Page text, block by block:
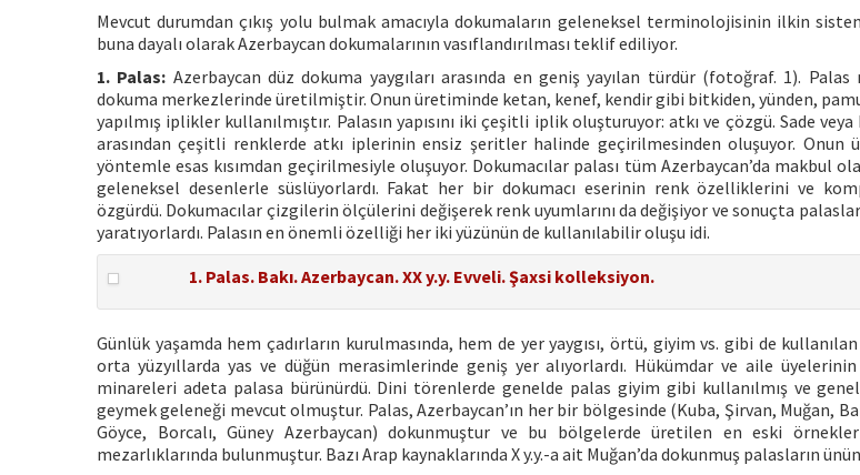
Mevcut durumdan çıkış yolu bulmak amacıyla dokumaların geleneksel terminolojisinin ilkin
buna dayalı olarak Azerbaycan dokumalarının vasıflandırılması teklif ediliyor.
1. Palas: Azerbaycan düz dokuma yaygıları arasında en geniş yayılan türdür (fotoğraf. 1).
dokuma merkezlerinde üretilmiştir. Onun üretiminde ketan, kenef, kendir gibi bitkiden, yünden,
yapılmış iplikler kullanılmıştır. Palasın yapısını iki çeşitli iplik oluşturuyor: atkı ve çözgü. Sade
arasından çeşitli renklerde atkı iplerinin ensiz şeritler halinde geçirilmesinden oluşuyor. Onun
yöntemle esas kısımdan geçirilmesiyle oluşuyor. Dokumacılar palası tüm Azerbaycan’da makbul
geleneksel desenlerle süslüyorlardı. Fakat her bir dokumacı eserinin renk özelliklerini ve
özgürdü. Dokumacılar çizgilerin ölçülerini değişerek renk uyumlarını da değişiyor ve sonuçta
yaratıyorlardı. Palasın en önemli özelliği her iki yüzünün de kullanılabilir oluşu idi.
1. Palas. Bakı. Azerbaycan. XX y.y. Evveli. Şaxsi kolleksiyon.
Günlük yaşamda hem çadırların kurulmasında, hem de yer yaygısı, örtü, giyim vs. gibi de
orta yüzyıllarda yas ve düğün merasimlerinde geniş yer alıyorlardı. Hükümdar ve aile
minareleri adeta palasa bürünürdü. Dini törenlerde genelde palas giyim gibi kullanılmış ve
geymek geleneği mevcut olmuştur. Palas, Azerbaycan’ın her bir bölgesinde (Kuba, Şirvan, Muğan,
Göyce, Borcalı, Güney Azerbaycan) dokunmuştur ve bu bölgelerde üretilen en eski
mezarlıklarında bulunmuştur. Bazı Arap kaynaklarında X y.y.-a ait Muğan’da dokunmuş palasların